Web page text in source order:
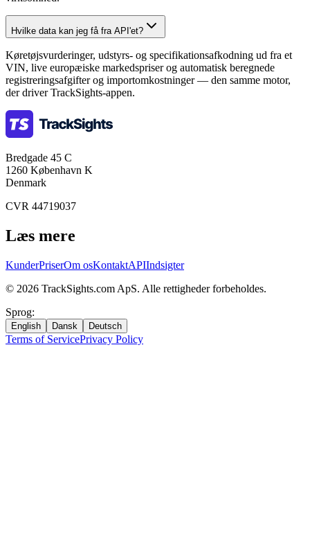
Hvilke data kan jeg få fra API'et?
Køretøjsvurderinger, udstyrs- og specifikationsafkodning ud fra et
VIN, live europæiske markedspriser og automatisk beregnede
registreringsafgifter og importomkostninger — den samme motor,
der driver TrackSights-appen.
Bredgade 45 C
1260 København K
Denmark
CVR 44719037
Læs mere
KunderPriserOm osKontaktAPIIndsigter
© 2026 TrackSights.com ApS. Alle rettigheder forbeholdes.
Sprog:
English Dansk Deutsch
Terms of ServicePrivacy Policy